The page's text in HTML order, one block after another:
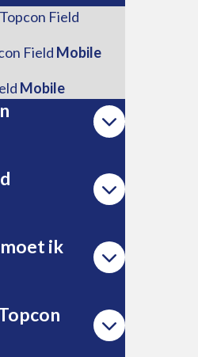
Field
Field Mobile
Mobile
ik